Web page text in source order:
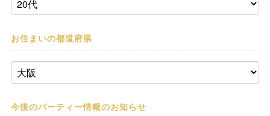
お住まいの都道府県
今後のパーティー情報のお知らせ